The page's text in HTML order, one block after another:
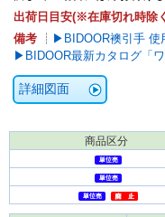
出荷日目安(※在庫切れ時除
備考
┊
BIDOOR襖引手
BIDOOR最新カタログ「
詳細図面
商品区分